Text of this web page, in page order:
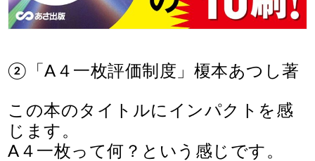
②「A４一枚評価制度」榎本あつし著
この本のタイトルにインパクトを感
じます。
A４一枚って何？という感じです。